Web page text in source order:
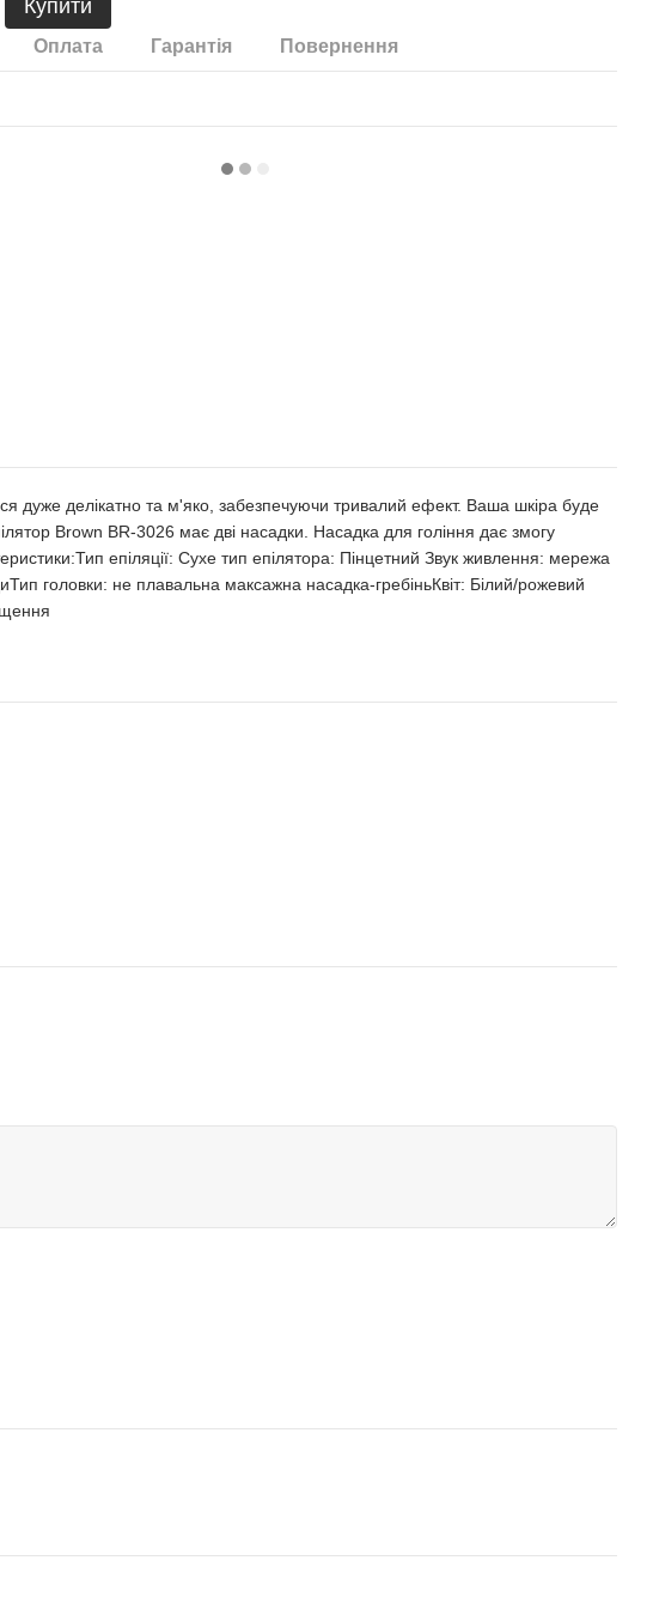
Купити
Оплата Гарантія Повернення
дуже делікатно та м'яко, забезпечуючи тривалий ефект. Ваша шкіра буде
Brown BR-3026 має дві насадки. Насадка для гоління дає змогу
епіляції: Сухе тип епілятора: Пінцетний Звук живлення: мережа
головки: не плавальна максажна насадка-гребіньКвіт: Білий/рожевий